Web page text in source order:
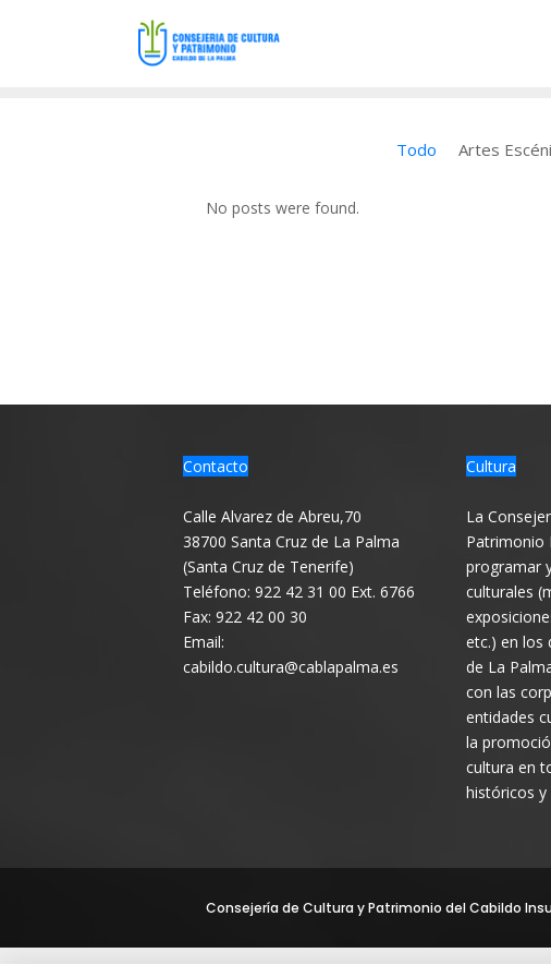
Todo Artes
No posts were found.
Contacto
Calle Alvarez de Abreu,70
38700 Santa Cruz de La Palma
(Santa Cruz de Tenerife)
Teléfono: 922 42 31 00 Ext. 6766
Fax: 922 42 00 30
Email:
cabildo.cultura@cablapalma.es
Cultura
La
Patrimonio
programar
culturales
etc.) en los
de La
con las
entidades
la
cultura en
históricos y
Consejería de Cultura y Patrimonio del Cabildo